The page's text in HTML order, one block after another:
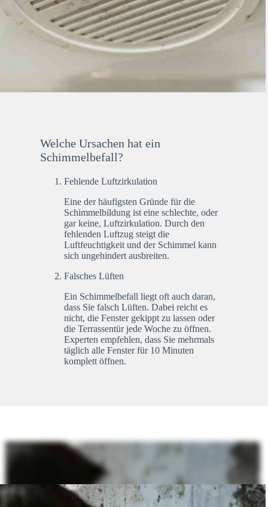
Welche Ursachen hat ein
Schimmelbefall?
Fehlende Luftzirkulation
Eine der häufigsten Gründe für die
Schimmelbildung ist eine schlechte, oder
gar keine, Luftzirkulation. Durch den
fehlenden Luftzug steigt die
Luftfeuchtigkeit und der Schimmel kann
sich ungehindert ausbreiten.
Falsches Lüften
Ein Schimmelbefall liegt oft auch daran,
dass Sie falsch Lüften. Dabei reicht es
nicht, die Fenster gekippt zu lassen oder
die Terrassentür jede Woche zu öffnen.
Experten empfehlen, dass Sie mehrmals
täglich alle Fenster für 10 Minuten
komplett öffnen.